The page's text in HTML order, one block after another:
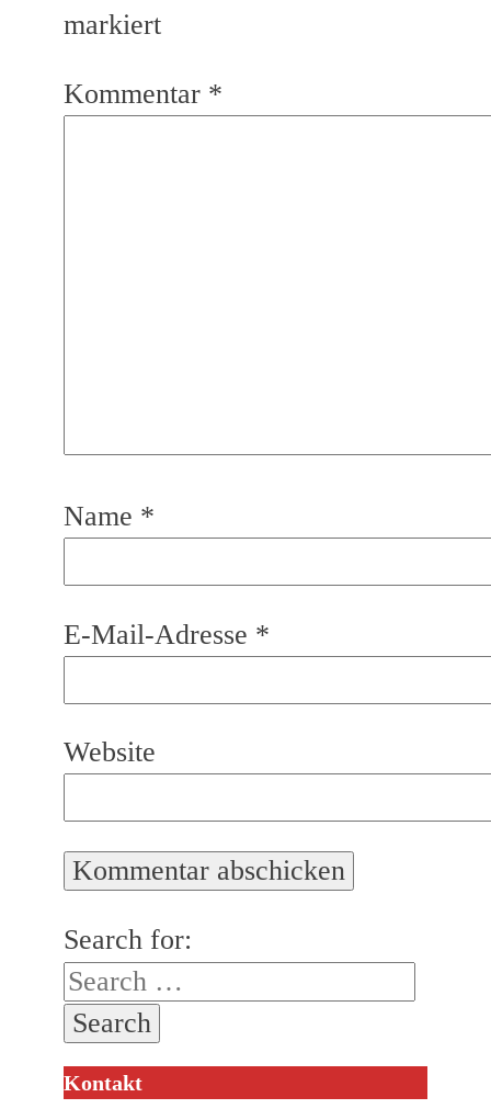
markiert
Kommentar *
Name *
E-Mail-Adresse *
Website
Search for:
Kontakt